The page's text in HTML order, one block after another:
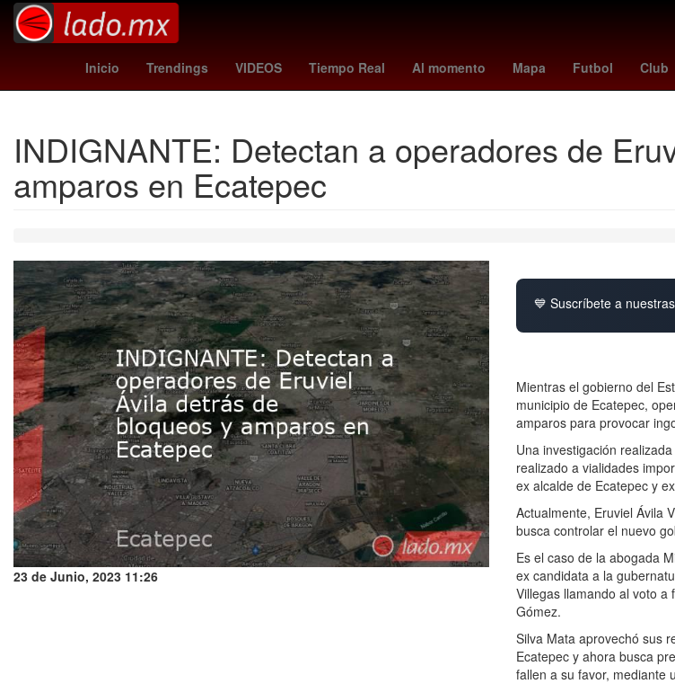
Inicio Trendings VIDEOS Tiempo Real Al momento Mapa Futbol Club
Pau Gasol Ashley Grace Hanna Nicole Ha*Ash All-Star Game de la NBA
INDIGNANTE: Detectan a operadores de
amparos en Ecatepec
23 de Junio, 2023 11:26
💙 Suscríbete a
Mientras el gobierno del
municipio de Ecatepec,
amparos para provocar
Una investigación
realizado a vialidades
ex alcalde de Ecatepec y
Actualmente, Eruviel Ávila
busca controlar el nuevo
Es el caso de la abogada
ex candidata a la
Villegas llamando al voto
Gómez.
Silva Mata aprovechó sus
Ecatepec y ahora busca
fallen a su favor, mediante